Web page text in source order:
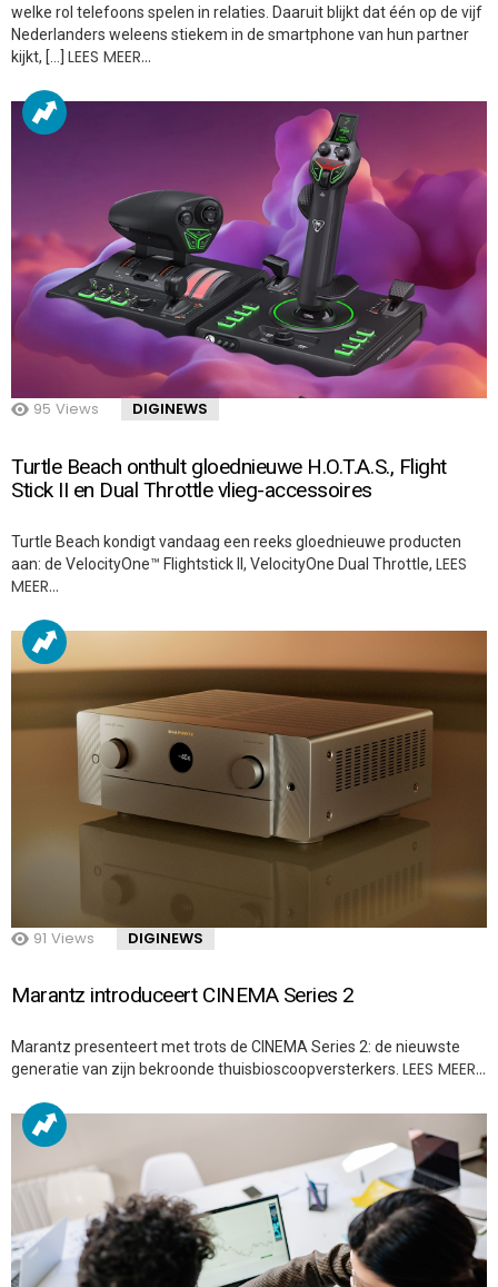
welke rol telefoons spelen in relaties. Daaruit blijkt dat één op de vijf
Nederlanders weleens stiekem in de smartphone van hun partner
kijkt, […] LEES MEER…
95 Views DIGINEWS
Turtle Beach onthult gloednieuwe H.O.T.A.S., Flight
Stick II en Dual Throttle vlieg-accessoires
Turtle Beach kondigt vandaag een reeks gloednieuwe producten
aan: de VelocityOne™ Flightstick II, VelocityOne Dual Throttle, LEES
MEER…
91 Views DIGINEWS
Marantz introduceert CINEMA Series 2
Marantz presenteert met trots de CINEMA Series 2: de nieuwste
generatie van zijn bekroonde thuisbioscoopversterkers. LEES MEER…